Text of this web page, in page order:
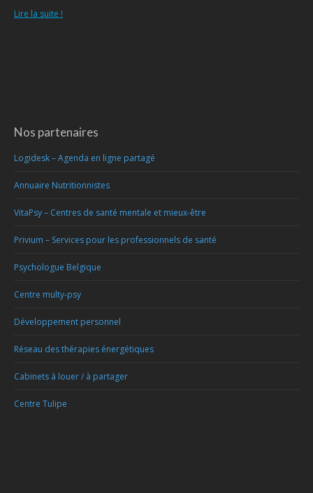
Lire la suite !
Nos partenaires
Logidesk – Agenda en ligne partagé
Annuaire Nutritionnistes
VitaPsy – Centres de santé mentale et mieux-être
Privium – Services pour les professionnels de santé
Psychologue Belgique
Centre multy-psy
Développement personnel
Réseau des thérapies énergétiques
Cabinets à louer / à partager
Centre Tulipe